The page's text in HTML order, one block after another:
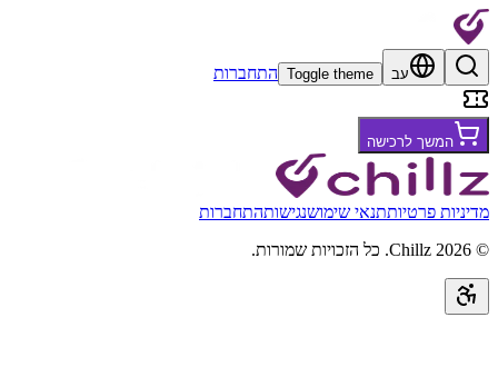
עב Toggle theme התחברות
המשך לרכישה
מדיניות פרטיותתנאי שימושנגישותהתחברות
©
2026
Chillz
. כל הזכויות שמורות.